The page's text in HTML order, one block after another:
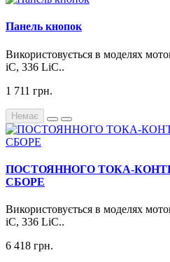
Панель кнопок
Використовується в моделях
iC, 336 LiC..
1 711 грн.
Немає
ПОСТОЯННОГО ТОКА-
СБОРЕ
Використовується в моделях
iC, 336 LiC..
6 418 грн.